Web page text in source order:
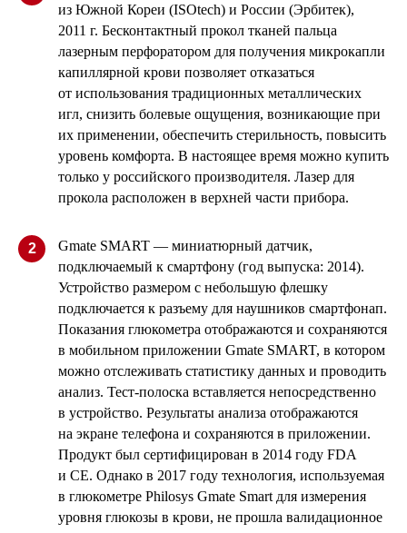
из Южной Кореи (ISOtech) и России (Эрбитек),
2011 г. Бесконтактный прокол тканей пальца
лазерным перфоратором для получения микрокапли
капиллярной крови позволяет отказаться
от использования традиционных металлических
игл, снизить болевые ощущения, возникающие при
их применении, обеспечить стерильность, повысить
уровень комфорта. В настоящее время можно купить
только у российского производителя. Лазер для
прокола расположен в верхней части прибора.
2
Gmate SMART — миниатюрный датчик,
подключаемый к смартфону (год выпуска: 2014).
Устройство размером с небольшую флешку
подключается к разъему для наушников смартфонап.
Показания глюкометра отображаются и сохраняются
в мобильном приложении Gmate SMART, в котором
можно отслеживать статистику данных и проводить
анализ. Тест-полоска вставляется непосредственно
в устройство. Результаты анализа отображаются
на экране телефона и сохраняются в приложении.
Продукт был сертифицирован в 2014 году FDA
и CE. Однако в 2017 году технология, используемая
в глюкометре Philosys Gmate Smart для измерения
уровня глюкозы в крови, не прошла валидационное